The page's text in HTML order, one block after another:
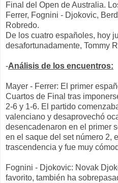
Final del Open de Australia.
Ferrer, Fognini - Djokovic,
Robredo.
De los cuatro españoles, hoy
desafortunadamente, Tommy
-Análisis de los encuentros:
Mayer - Ferrer: El primer
Cuartos de Final tras
2-6 y 1-6. El partido
valenciano y desaprovechó
desencadenaron en el primer
en el saque del set número 2,
trascendencia y fue muy
Fognini - Djokovic: Novak
favorito, también ha